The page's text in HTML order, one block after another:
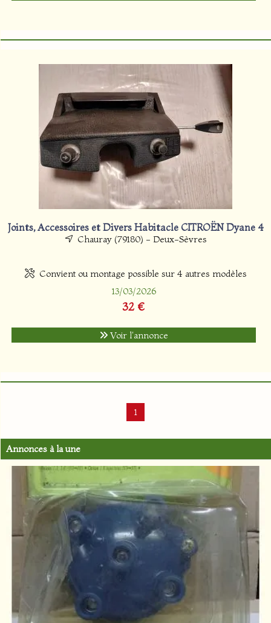
Annonces à la une
Joints, Accessoires et Divers Habitacle CITROËN Dyane 4
Chauray (79180) - Deux-Sèvres
Convient ou montage possible sur 4 autres modèles
13/03/2026
32 €
Voir l'annonce
1